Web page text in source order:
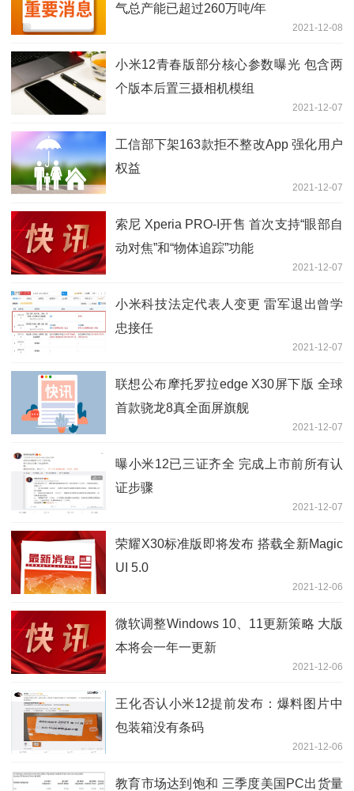
气总产能已超过260万吨/年
2021-12-08
小米12青春版部分核心参数曝光 包含两
个版本后置三摄相机模组
2021-12-07
工信部下架163款拒不整改App 强化用户
权益
2021-12-07
索尼 Xperia PRO-I开售 首次支持“眼部自
动对焦”和“物体追踪”功能
2021-12-07
小米科技法定代表人变更 雷军退出曾学
忠接任
2021-12-07
联想公布摩托罗拉edge X30屏下版 全球
首款骁龙8真全面屏旗舰
2021-12-07
曝小米12已三证齐全 完成上市前所有认
证步骤
2021-12-07
荣耀X30标准版即将发布 搭载全新Magic
UI 5.0
2021-12-06
微软调整Windows 10、11更新策略 大版
本将会一年一更新
2021-12-06
王化否认小米12提前发布：爆料图片中
包装箱没有条码
2021-12-06
教育市场达到饱和 三季度美国PC出货量